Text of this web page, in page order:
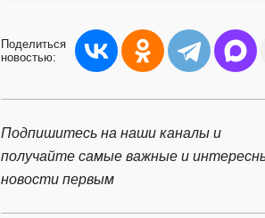
Поделиться
новостью:
Подпишитесь на наши каналы и
получайте самые важные и
новости первым